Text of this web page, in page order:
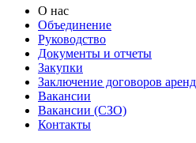
О нас
Объединение
Руководство
Документы и отчеты
Закупки
Заключение договоров
Вакансии
Вакансии (СЗО)
Контакты